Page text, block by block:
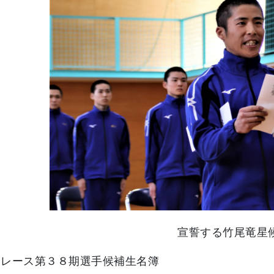
宣誓する竹尾竜星
ース第３８期選手候補生名簿